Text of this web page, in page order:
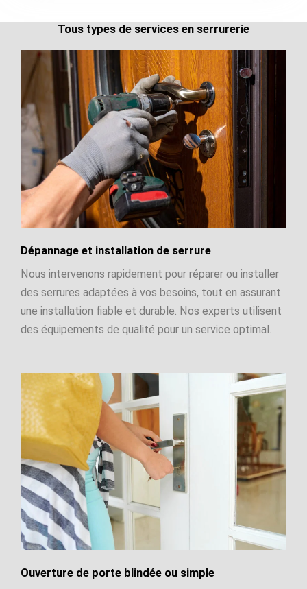
Tous types de services en serrurerie
Dépannage et installation de serrure
Nous intervenons rapidement pour réparer ou installer
des serrures adaptées à vos besoins, tout en assurant
une installation fiable et durable. Nos experts utilisent
des équipements de qualité pour un service optimal.
Ouverture de porte blindée ou simple